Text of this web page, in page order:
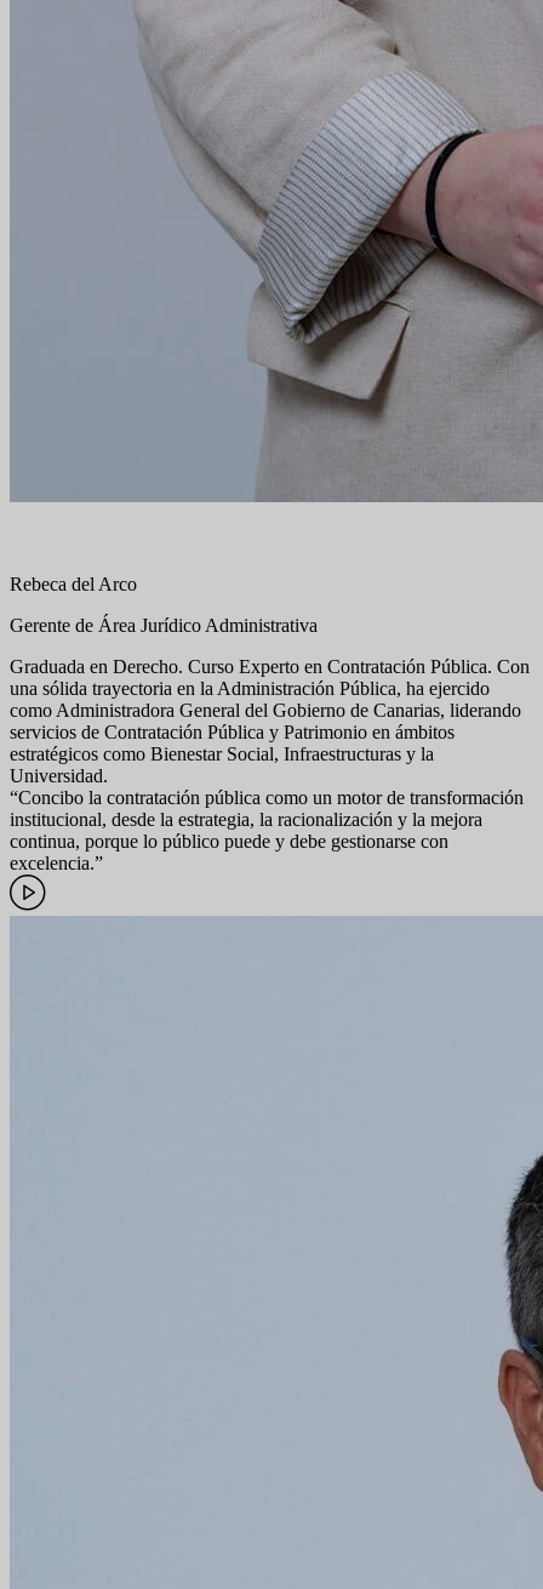
Rebeca del Arco
Gerente de Área Jurídico Administrativa
Graduada en Derecho. Curso Experto en Contratación Pública. Con
una sólida trayectoria en la Administración Pública, ha ejercido
como Administradora General del Gobierno de Canarias, liderando
servicios de Contratación Pública y Patrimonio en ámbitos
estratégicos como Bienestar Social, Infraestructuras y la
Universidad.
“Concibo la contratación pública como un motor de transformación
institucional, desde la estrategia, la racionalización y la mejora
continua, porque lo público puede y debe gestionarse con
excelencia.”